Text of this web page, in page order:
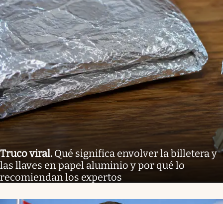
Truco viral. Qué significa envolver la billetera y
las llaves en papel aluminio y por qué lo
recomiendan los expertos